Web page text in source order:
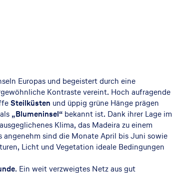
Europas und begeistert durch eine
Kontraste vereint. Hoch aufragende
Steilküsten und üppig grüne Hänge prägen
„Blumeninsel“ bekannt ist. Dank ihrer Lage im
Klima, das Madeira zu einem
angenehm sind die Monate April bis Juni sowie
Licht und Vegetation ideale Bedingungen
. Ein weit verzweigtes Netz aus gut